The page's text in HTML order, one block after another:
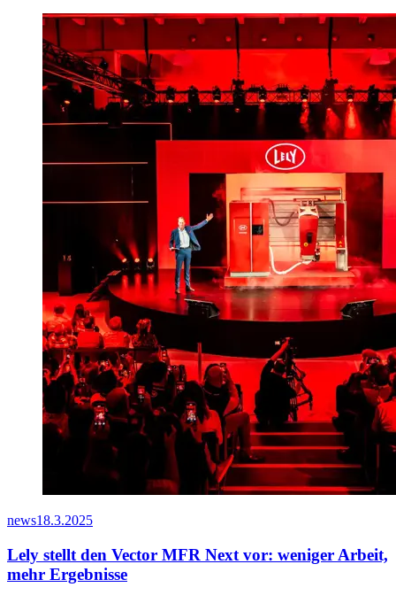
news18.3.2025
Lely stellt den Vector MFR Next vor: weniger Arbeit,
mehr Ergebnisse